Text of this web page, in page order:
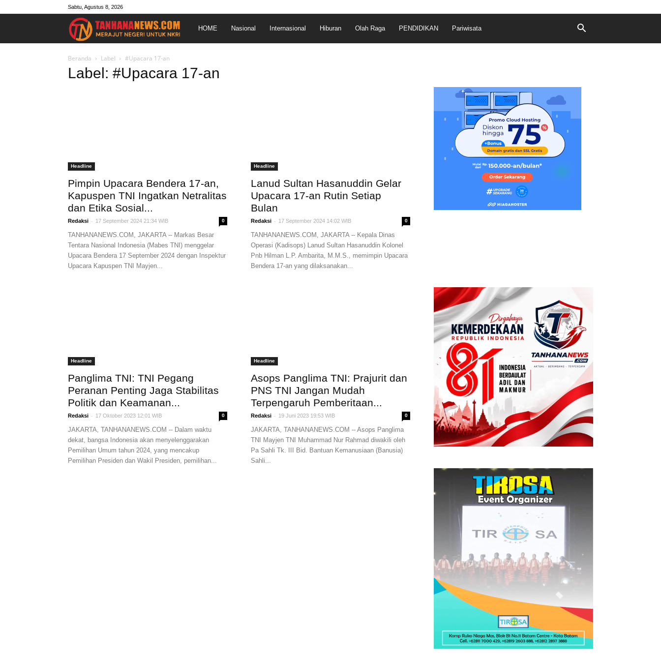
Sabtu, Agustus 8, 2026
Merajut
HOME Nasional Internasional Hiburan Olah Raga PENDIDIKAN Pariwisata
Beranda Label #Upacara 17-an
Label: #Upacara 17-an
Headline
Pimpin Upacara Bendera 17-an,
Kapuspen TNI Ingatkan Netralitas
dan Etika Sosial...
Redaksi - 17 September 2024 21:34 WIB 0
TANHANANEWS.COM, JAKARTA -- Markas Besar
Tentara Nasional Indonesia (Mabes TNI) menggelar
Upacara Bendera 17 September 2024 dengan Inspektur
Upacara Kapuspen TNI Mayjen...
Headline
Lanud Sultan Hasanuddin Gelar
Upacara 17-an Rutin Setiap
Bulan
Redaksi - 17 September 2024 14:02 WIB 0
TANHANANEWS.COM, JAKARTA -- Kepala Dinas
Operasi (Kadisops) Lanud Sultan Hasanuddin Kolonel
Pnb Hilman L.P. Ambarita, M.M.S., memimpin Upacara
Bendera 17-an yang dilaksanakan...
Headline
Panglima TNI: TNI Pegang
Peranan Penting Jaga Stabilitas
Politik dan Keamanan...
Redaksi - 17 Oktober 2023 12:01 WIB 0
JAKARTA, TANHANANEWS.COM -- Dalam waktu
dekat, bangsa Indonesia akan menyelenggarakan
Pemilihan Umum tahun 2024, yang mencakup
Pemilihan Presiden dan Wakil Presiden, pemilihan...
Headline
Asops Panglima TNI: Prajurit dan
PNS TNI Jangan Mudah
Terpengaruh Pemberitaan...
Redaksi - 19 Juni 2023 19:53 WIB 0
JAKARTA, TANHANANEWS.COM -- Asops Panglima
TNI Mayjen TNI Muhammad Nur Rahmad diwakili oleh
Pa Sahli Tk. III Bid. Bantuan Kemanusiaan (Banusia)
Sahli...